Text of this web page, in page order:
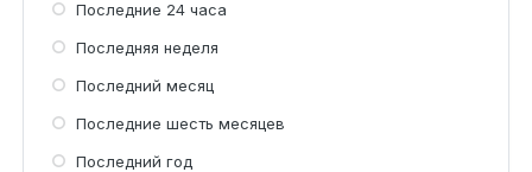
Последние 24 часа
Последняя неделя
Последний месяц
Последние шесть месяцев
Последний год